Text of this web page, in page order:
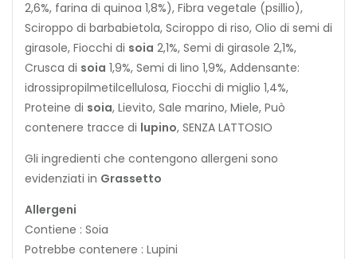
2,6%, farina di quinoa 1,8%), Fibra vegetale (psillio),
Sciroppo di barbabietola, Sciroppo di riso, Olio di semi di
girasole, Fiocchi di soia 2,1%, Semi di girasole 2,1%,
Crusca di soia 1,9%, Semi di lino 1,9%, Addensante:
idrossipropilmetilcellulosa, Fiocchi di miglio 1,4%,
Proteine di soia, Lievito, Sale marino, Miele, Può
contenere tracce di lupino, SENZA LATTOSIO
Gli ingredienti che contengono allergeni sono
evidenziati in Grassetto
Allergeni
Contiene : Soia
Potrebbe contenere : Lupini